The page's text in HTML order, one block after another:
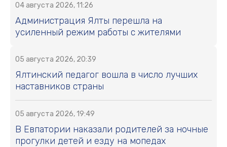
04 августа 2026, 11:26
Администрация Ялты перешла на
усиленный режим работы с жителями
05 августа 2026, 20:39
Ялтинский педагог вошла в число лучших
наставников страны
05 августа 2026, 19:49
В Евпатории наказали родителей за ночные
прогулки детей и езду на мопедах